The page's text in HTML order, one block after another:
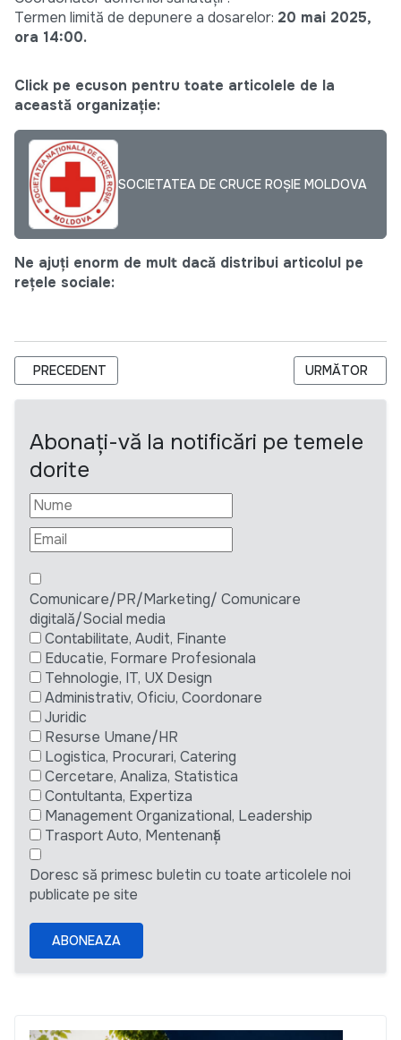
Termen limită de depunere a dosarelor: 20 mai 2025,
ora 14:00.
Click pe ecuson pentru toate articolele de la
această organizație:
SOCIETATEA DE CRUCE ROȘIE MOLDOVA
Ne ajuți enorm de mult dacă distribui articolul pe
rețele sociale:
ARTICOL PRECEDENT: NDC PARTNERSHIP IN-COUNTRY
PRECEDENT ARTICOLUL
URMĂTOR
Abonați-vă la notificări pe temele
dorite
Comunicare/PR/Marketing/ Comunicare
digitală/Social media
Contabilitate, Audit, Finante
Educatie, Formare Profesionala
Tehnologie, IT, UX Design
Administrativ, Oficiu, Coordonare
Juridic
Resurse Umane/HR
Logistica, Procurari, Catering
Cercetare, Analiza, Statistica
Contultanta, Expertiza
Management Organizational, Leadership
Trasport Auto, Mentenanță
Doresc să primesc buletin cu toate articolele noi
publicate pe site
ABONEAZA